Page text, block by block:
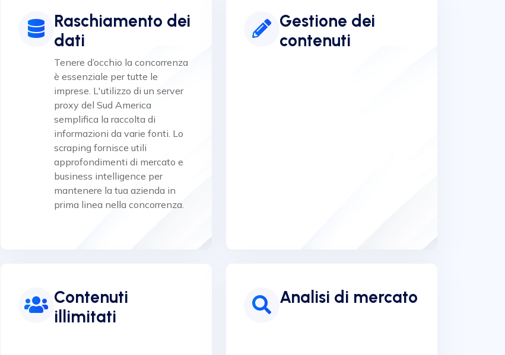
Raschiamento dei
dati
Tenere d’occhio la concorrenza
è essenziale per tutte le
imprese. L'utilizzo di un server
proxy del Sud America
semplifica la raccolta di
informazioni da varie fonti. Lo
scraping fornisce utili
approfondimenti di mercato e
business intelligence per
mantenere la tua azienda in
prima linea nella concorrenza.
Gestione dei
contenuti
Contenuti
illimitati
Analisi di mercato